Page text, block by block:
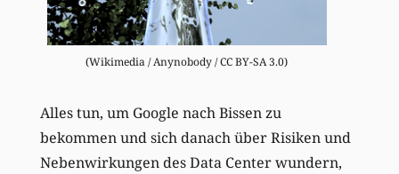
(Wikimedia / Anynobody / CC BY-SA 3.0)
Alles tun, um Google nach Bissen zu
bekommen und sich danach über Risiken und
Nebenwirkungen des Data Center wundern,